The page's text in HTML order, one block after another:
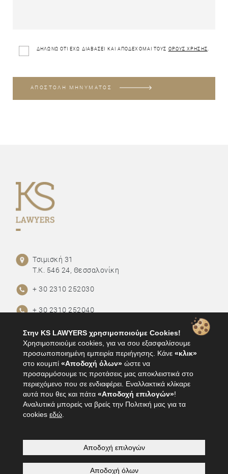
ΔΗΛΩΝΩ ΟΤΙ ΕΧΩ ΔΙΑΒΑΣΕΙ ΚΑΙ ΑΠΟΔΕΧΟΜΑΙ ΤΟΥΣ ΟΡΟΥΣ ΧΡΗΣΗΣ
ΑΠΟΣΤΟΛΗ ΜΗΝΥΜΑΤΟΣ
Τσιμισκή 31
Τ.Κ. 546 24, Θεσσαλονίκη
+ 30 2310 252030
+ 30 2310 252040
+30 2310 252625
info@ks-lawyers.gr
ΟΡΟΙ ΧΡΗΣΗΣ
ΠΟΛΙΤΙΚΗ ΑΠΟΡΡΗΤΟΥ
ΠΑΡΕΧΟΜΕΝΕΣ ΥΠΗΡΕΣΙΕΣ
Στην KS LAWYERS χρησιμοποιούμε Cookies!
Χρησιμοποιούμε cookies, για να σου εξασφαλίσουμε
προσωποποιημένη εμπειρία περιήγησης. Κάνε «κλικ»
στο κουμπί «Αποδοχή όλων» ώστε να
προσαρμόσουμε τις προτάσεις μας αποκλειστικά στο
περιεχόμενο που σε ενδιαφέρει. Εναλλακτικά κλίκαρε
αυτά που θες και πάτα «Αποδοχή επιλογών»!
Αναλυτικά μπορείς να βρείς την Πολιτική μας για τα
cookies εδώ
Αποδοχή επιλογών
Αποδοχή όλων